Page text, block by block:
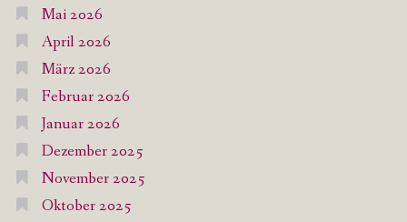
Mai 2026
April 2026
März 2026
Februar 2026
Januar 2026
Dezember 2025
November 2025
Oktober 2025